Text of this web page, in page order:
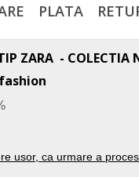
PLATA
ZARA - COLECTIA
usor, ca urmare a